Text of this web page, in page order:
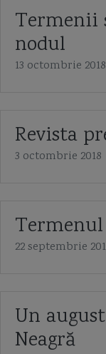
Termenii
nodul
13 octombrie 2018
Revista
3 octombrie 2018
22 septembrie
Un
Neagră